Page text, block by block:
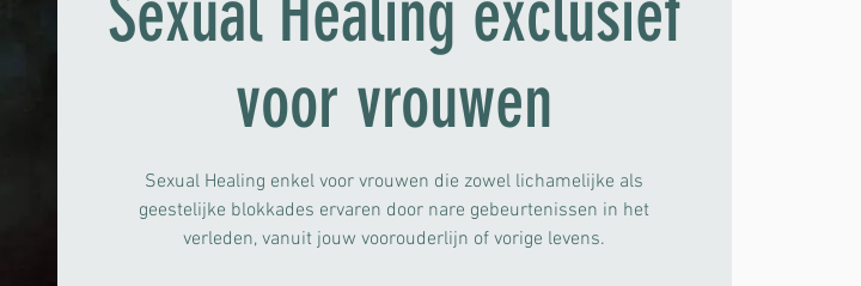
voor vrouwen
Sexual Healing enkel voor vrouwen die zowel lichamelijke als
geestelijke blokkades ervaren door nare gebeurtenissen in het
verleden, vanuit jouw voorouderlijn of vorige levens.